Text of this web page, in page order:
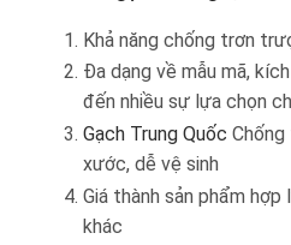
Khả năng chống trơn
Đa dạng về mẫu mã,
đến nhiều sự lựa chọn
Gạch Trung Quốc
xước, dễ vệ sinh
Giá thành sản phẩm
khác